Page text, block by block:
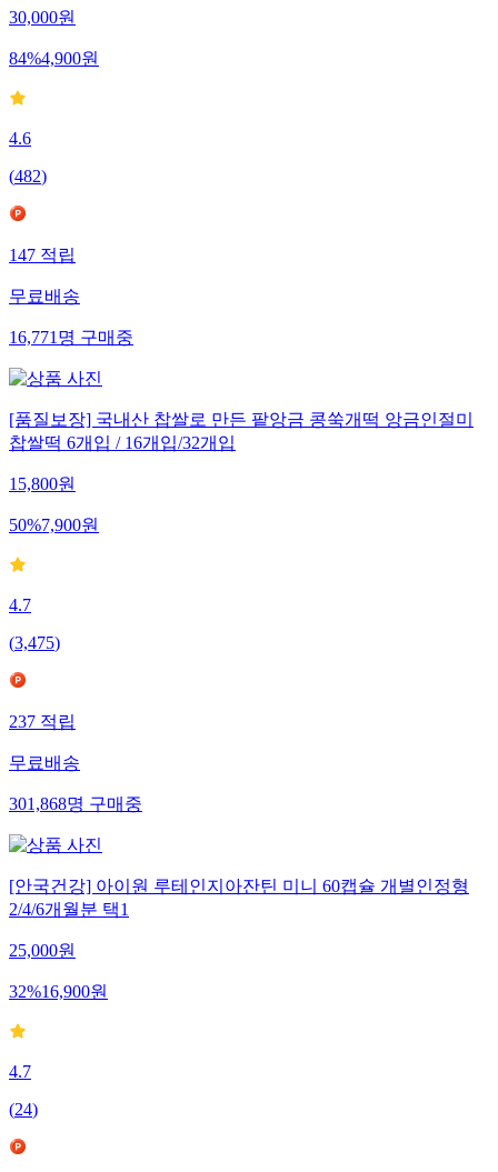
30,000원
84%4,900원
4.6
(482)
147적립
무료배송
16,771명구매중
[품질보장] 국내산 찹쌀로 만든 팥앙금 콩쑥개떡 앙금인절미
찹쌀떡 6개입 / 16개입/32개입
15,800원
50%7,900원
4.7
(3,475)
237적립
무료배송
301,868명구매중
[안국건강] 아이원 루테인지아잔틴 미니 60캡슐 개별인정형
2/4/6개월분 택1
25,000원
32%16,900원
4.7
(24)